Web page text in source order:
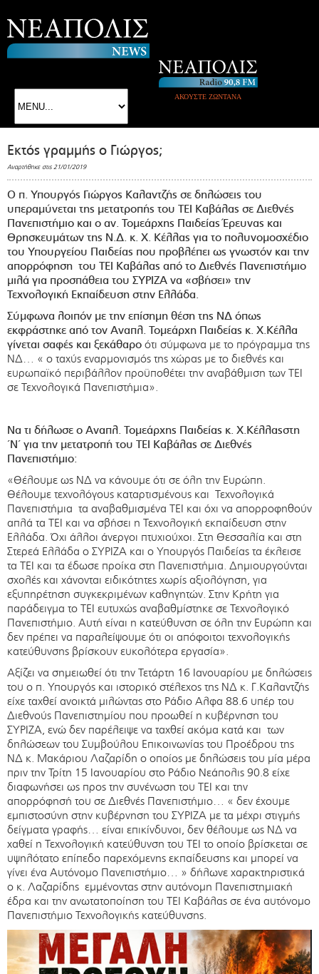
ΑΚΟΥΣΤΕ ΖΩΝΤΑΝΑ
Εκτός γραμμής ο Γιώργος;
Αναρτήθηκε στις 21/01/2019
Ο π. Υπουργός Γιώργος Καλαντζής σε δηλώσεις του
υπεραμύνεται της μετατροπής του ΤΕΙ Καβάλας σε Διεθνές
Πανεπιστήμιο και ο αν. Τομεάρχης Παιδείας Έρευνας και
Θρησκευμάτων της Ν.Δ. κ. Χ. Κέλλας για το πολυνομοσχέδιο
του Υπουργείου Παιδείας που προβλέπει ως γνωστόν και την
απορρόφηση του ΤΕΙ Καβάλας από το Διεθνές Πανεπιστήμιο
μιλά για προσπάθεια του ΣΥΡΙΖΑ να «σβήσει» την
Τεχνολογική Εκπαίδευση στην Ελλάδα.
Σύμφωνα λοιπόν με την επίσημη θέση της ΝΔ όπως
εκφράστηκε από τον Αναπλ. Τομεάρχη Παιδείας κ. Χ.Κέλλα
γίνεται σαφές και ξεκάθαρο ότι σύμφωνα με το πρόγραμμα της
ΝΔ… « ο ταχύς εναρμονισμός της χώρας με το διεθνές και
ευρωπαϊκό περιβάλλον προϋποθέτει την αναβάθμιση των ΤΕΙ
σε Τεχνολογικά Πανεπιστήμια».
Να τι δήλωσε ο Αναπλ. Τομεάρχης Παιδείας κ. Χ.Κέλλαςστη
΄Ν΄ για την μετατροπή του ΤΕΙ Καβάλας σε Διεθνές
Πανεπιστήμιο:
«Θέλουμε ως ΝΔ να κάνουμε ότι σε όλη την Ευρώπη.
Θέλουμε τεχνολόγους καταρτισμένους και Τεχνολογικά
Πανεπιστήμια τα αναβαθμισμένα ΤΕΙ και όχι να απορροφηθούν
απλά τα ΤΕΙ και να σβήσει η Τεχνολογική εκπαίδευση στην
Ελλάδα. Όχι άλλοι άνεργοι πτυχιούχοι. Στη Θεσσαλία και στη
Στερεά Ελλάδα ο ΣΥΡΙΖΑ και ο Υπουργός Παιδείας τα έκλεισε
τα ΤΕΙ και τα έδωσε προίκα στη Πανεπιστήμια. Δημιουργούνται
σχολές και χάνονται ειδικότητες χωρίς αξιολόγηση, για
εξυπηρέτηση συγκεκριμένων καθηγητών. Στην Κρήτη για
παράδειγμα το ΤΕΙ ευτυχώς αναβαθμίστηκε σε Τεχνολογικό
Πανεπιστήμιο. Αυτή είναι η κατεύθυνση σε όλη την Ευρώπη και
δεν πρέπει να παραλείψουμε ότι οι απόφοιτοι τεχνολογικής
κατεύθυνσης βρίσκουν ευκολότερα εργασία».
Αξίζει να σημειωθεί ότι την Τετάρτη 16 Ιανουαρίου με δηλώσεις
του ο π. Υπουργός και ιστορικό στέλεχος της ΝΔ κ. Γ.Καλαντζής
είχε ταχθεί ανοικτά μιλώντας στο Ράδιο Αλφα 88.6 υπέρ του
Διεθνούς Πανεπιστημίου που προωθεί η κυβέρνηση του
ΣΥΡΙΖΑ, ενώ δεν παρέλειψε να ταχθεί ακόμα κατά και των
δηλώσεων του Συμβούλου Επικοινωνίας του Προέδρου της
ΝΔ κ. Μακάριου Λαζαρίδη ο οποίος με δηλώσεις του μία μέρα
πριν την Τρίτη 15 Ιανουαρίου στο Ράδιο Νεάπολις 90.8 είχε
διαφωνήσει ως προς την συνένωση του ΤΕΙ και την
απορρόφησή του σε Διεθνές Πανεπιστήμιο… « δεν έχουμε
εμπιστοσύνη στην κυβέρνηση του ΣΥΡΙΖΑ με τα μέχρι στιγμής
δείγματα γραφής… είναι επικίνδυνοι, δεν θέλουμε ως ΝΔ να
χαθεί η Τεχνολογική κατεύθυνση του ΤΕΙ το οποίο βρίσκεται σε
υψηλότατο επίπεδο παρεχόμενης εκπαίδευσης και μπορεί να
γίνει ένα Αυτόνομο Πανεπιστήμιο… » δήλωνε χαρακτηριστικά
ο κ. Λαζαρίδης εμμένοντας στην αυτόνομη Πανεπιστημιακή
έδρα και την ανωτατοποίηση του ΤΕΙ Καβάλας σε ένα αυτόνομο
Πανεπιστήμιο Τεχνολογικής κατεύθυνσης.